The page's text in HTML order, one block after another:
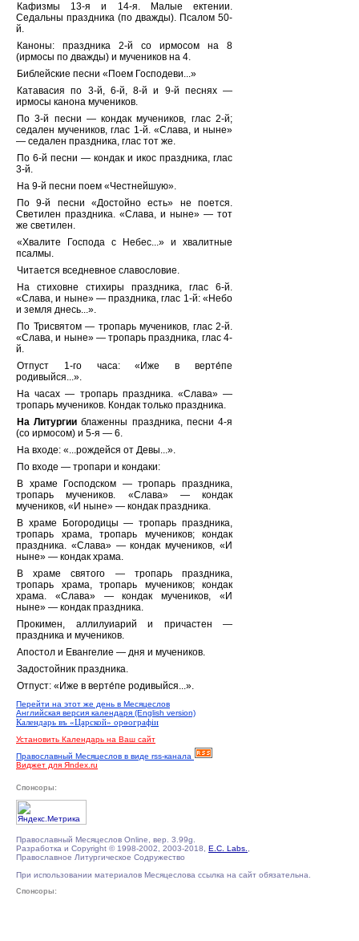
Кафизмы 13-я и 14-я. Малые ектении.
Седальны праздника (по дважды). Псалом 50-
й.
Каноны: праздника 2-й со ирмосом на 8
(ирмосы по дважды) и мучеников на 4.
Библейские песни «Поем Господеви...»
Катавасия по 3-й, 6-й, 8-й и 9-й песнях —
ирмосы канона мучеников.
По 3-й песни — кондак мучеников, глас 2-й;
седален мучеников, глас 1-й. «Слава, и ныне»
— седален праздника, глас тот же.
По 6-й песни — кондак и икос праздника, глас
3-й.
На 9-й песни поем «Честнейшую».
По 9-й песни «Достойно есть» не поется.
Светилен праздника. «Слава, и ныне» — тот
же светилен.
«Хвалите Господа с Небес...» и хвалитные
псалмы.
Читается вседневное славословие.
На стиховне стихиры праздника, глас 6-й.
«Слава, и ныне» — праздника, глас 1-й: «Небо
и земля днесь...».
По Трисвятом — тропарь мучеников, глас 2-й.
«Слава, и ныне» — тропарь праздника, глас 4-
й.
Отпуст 1-го часа: «Иже в верте́пе
родивыйся...».
На часах — тропарь праздника. «Слава» —
тропарь мучеников. Кондак только праздника.
На Литургии блаженны праздника, песни 4-я
(со ирмосом) и 5-я — 6.
На входе: «...рождейся от Девы...».
По входе — тропари и кондаки:
В храме Господском — тропарь праздника,
тропарь мучеников. «Слава» — кондак
мучеников, «И ныне» — кондак праздника.
В храме Богородицы — тропарь праздника,
тропарь храма, тропарь мучеников; кондак
праздника. «Слава» — кондак мучеников, «И
ныне» — кондак храма.
В храме святого — тропарь праздника,
тропарь храма, тропарь мучеников; кондак
храма. «Слава» — кондак мучеников, «И
ныне» — кондак праздника.
Прокимен, аллилуиарий и причастен —
праздника и мучеников.
Апостол и Евангелие — дня и мучеников.
Задостойник праздника.
Отпуст: «Иже в верте́пе родивыйся...».
Перейти на этот же день в Месяцеслов
Английская версия календаря (English version)
Календарь въ «Царской» орѳографiи
Установить Календарь на Ваш сайт
Православный Месяцеслов в виде rss-канала
Виджет для Яndex.ru
Спонсоры:
Православный Месяцеслов Online, вер. 3.99g.
Разработка и Copyright © 1998-2002, 2003-2018, E.C. Labs.
Православное Литургическое Содружество
При использовании материалов Месяцеслова ссылка на сайт обязательна.
Спонсоры: